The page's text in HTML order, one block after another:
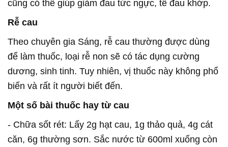
cũng có thể giúp giảm đau tức ngực, tê đau khớp.
Rễ cau
Theo chuyên gia Sáng, rễ cau thường được dùng
để làm thuốc, loại rễ non sẽ có tác dụng cường
dương, sinh tinh. Tuy nhiên, vị thuốc này không phổ
biến và rất ít người biết đến.
Một số bài thuốc hay từ cau
- Chữa sốt rét: Lấy 2g hạt cau, 1g thảo quả, 4g cát
căn, 6g thường sơn. Sắc nước từ 600ml xuống còn